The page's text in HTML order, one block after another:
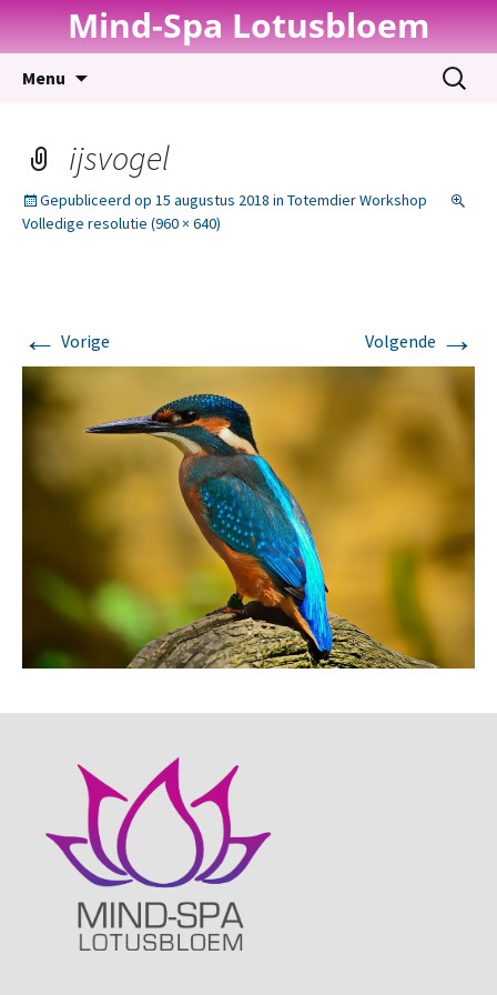
Mind-Spa Lotusbloem
Menu
Zoeken
naar:
ijsvogel
Gepubliceerd op 15 augustus 2018 in Totemdier Workshop
Volledige resolutie (960 × 640)
← Vorige Volgende →